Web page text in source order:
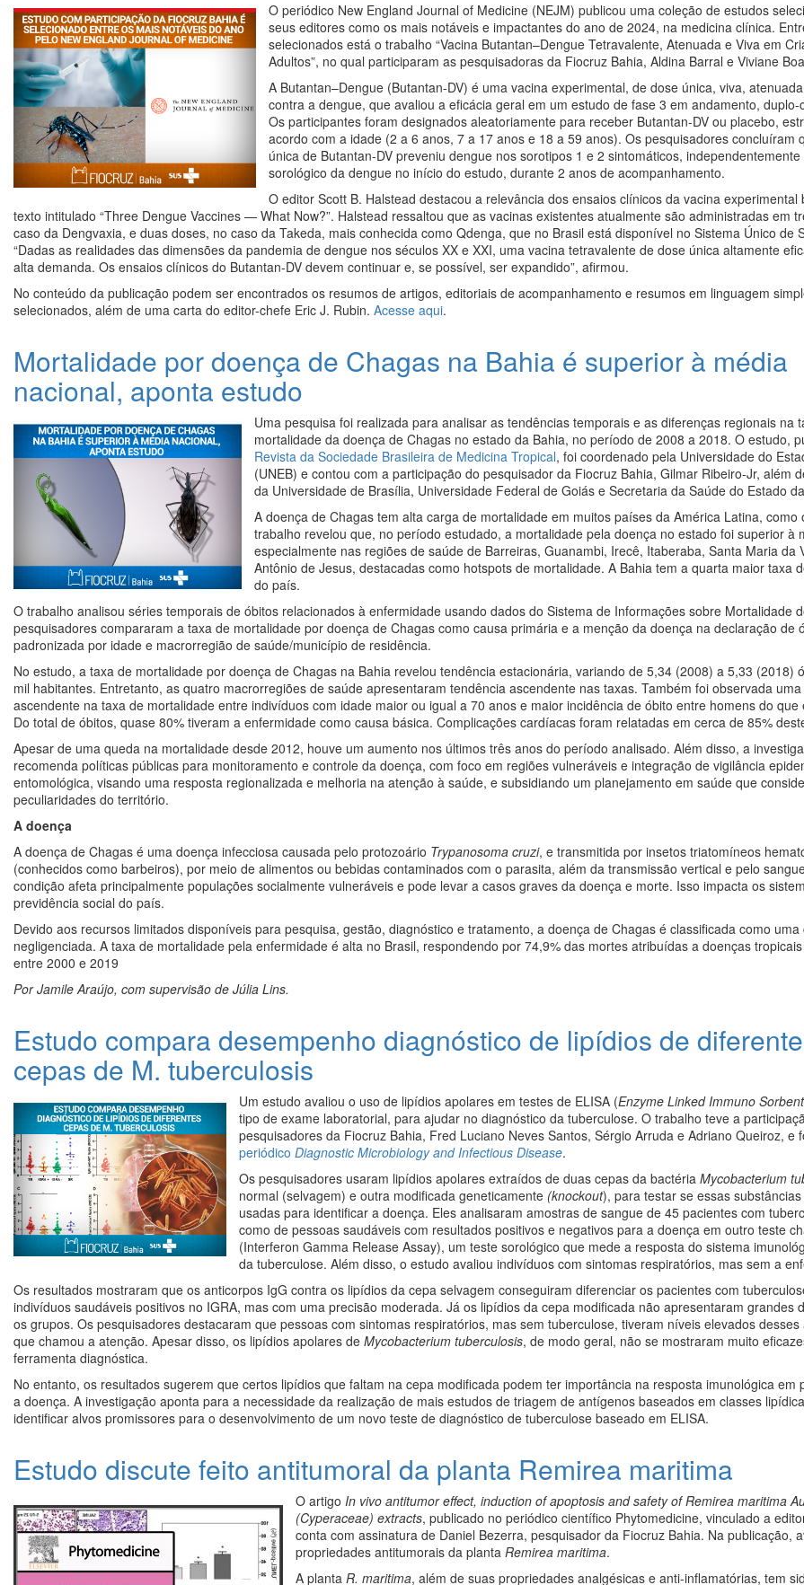
O periódico New England Journal of Medicine (NEJM) publicou uma coleção de estudos
seus editores como os mais notáveis ​​e impactantes do ano de 2024, na medicina clínica.
selecionados está o trabalho “Vacina Butantan–Dengue Tetravalente, Atenuada e Viva em
Adultos”, no qual participaram as pesquisadoras da Fiocruz Bahia, Aldina Barral e Viviane
A Butantan–Dengue (Butantan-DV) é uma vacina experimental, de dose única, viva,
contra a dengue, que avaliou a eficácia geral em um estudo de fase 3 em andamento, duplo-
Os participantes foram designados aleatoriamente para receber Butantan-DV ou placebo,
acordo com a idade (2 a 6 anos, 7 a 17 anos e 18 a 59 anos). Os pesquisadores concluíram
única de Butantan-DV preveniu dengue nos sorotipos 1 e 2 sintomáticos,
sorológico da dengue no início do estudo, durante 2 anos de acompanhamento.
O editor Scott B. Halstead destacou a relevância dos ensaios clínicos da vacina experimental
texto intitulado “Three Dengue Vaccines — What Now?”. Halstead ressaltou que as vacinas existentes atualmente são administradas em
caso da Dengvaxia, e duas doses, no caso da Takeda, mais conhecida como Qdenga, que no Brasil está disponível no Sistema Único de
“Dadas as realidades das dimensões da pandemia de dengue nos séculos XX e XXI, uma vacina tetravalente de dose única altamente
alta demanda. Os ensaios clínicos do Butantan-DV devem continuar e, se possível, ser expandido”, afirmou.
No conteúdo da publicação podem ser encontrados os resumos de artigos, editoriais de acompanhamento e resumos em linguagem
selecionados, além de uma carta do editor-chefe Eric J. Rubin. Acesse aqui.
Mortalidade por doença de Chagas na Bahia é superior à média
nacional, aponta estudo
Uma pesquisa foi realizada para analisar as tendências temporais e as diferenças regionais na
mortalidade da doença de Chagas no estado da Bahia, no período de 2008 a 2018. O estudo,
Revista da Sociedade Brasileira de Medicina Tropical, foi coordenado pela Universidade do
(UNEB) e contou com a participação do pesquisador da Fiocruz Bahia, Gilmar Ribeiro-Jr, além
da Universidade de Brasília, Universidade Federal de Goiás e Secretaria da Saúde do Estado
A doença de Chagas tem alta carga de mortalidade em muitos países da América Latina, como
trabalho revelou que, no período estudado, a mortalidade pela doença no estado foi superior à
especialmente nas regiões de saúde de Barreiras, Guanambi, Irecê, Itaberaba, Santa Maria da
Antônio de Jesus, destacadas como hotspots de mortalidade. A Bahia tem a quarta maior taxa
do país.
O trabalho analisou séries temporais de óbitos relacionados à enfermidade usando dados do Sistema de Informações sobre Mortalidade
pesquisadores compararam a taxa de mortalidade por doença de Chagas como causa primária e a menção da doença na declaração de
padronizada por idade e macrorregião de saúde/município de residência.
No estudo, a taxa de mortalidade por doença de Chagas na Bahia revelou tendência estacionária, variando de 5,34 (2008) a 5,33 (2018)
mil habitantes. Entretanto, as quatro macrorregiões de saúde apresentaram tendência ascendente nas taxas. Também foi observada
ascendente na taxa de mortalidade entre indivíduos com idade maior ou igual a 70 anos e maior incidência de óbito entre homens do que
Do total de óbitos, quase 80% tiveram a enfermidade como causa básica. Complicações cardíacas foram relatadas em cerca de 85%
Apesar de uma queda na mortalidade desde 2012, houve um aumento nos últimos três anos do período analisado. Além disso, a
recomenda políticas públicas para monitoramento e controle da doença, com foco em regiões vulneráveis e integração de vigilância
entomológica, visando uma resposta regionalizada e melhoria na atenção à saúde, e subsidiando um planejamento em saúde que
peculiaridades do território.
A doença
A doença de Chagas é uma doença infecciosa causada pelo protozoário Trypanosoma cruzi, e transmitida por insetos triatomíneos
(conhecidos como barbeiros), por meio de alimentos ou bebidas contaminados com o parasita, além da transmissão vertical e pelo
condição afeta principalmente populações socialmente vulneráveis e pode levar a casos graves da doença e morte. Isso impacta os
previdência social do país.
Devido aos recursos limitados disponíveis para pesquisa, gestão, diagnóstico e tratamento, a doença de Chagas é classificada como uma
negligenciada. A taxa de mortalidade pela enfermidade é alta no Brasil, respondendo por 74,9% das mortes atribuídas a doenças
entre 2000 e 2019
Por Jamile Araújo, com supervisão de Júlia Lins.
Estudo compara desempenho diagnóstico de lipídios de
cepas de M. tuberculosis
Um estudo avaliou o uso de lipídios apolares em testes de ELISA (Enzyme Linked Immuno
tipo de exame laboratorial, para ajudar no diagnóstico da tuberculose. O trabalho teve a
pesquisadores da Fiocruz Bahia, Fred Luciano Neves Santos, Sérgio Arruda e Adriano Queiroz, e
periódico Diagnostic Microbiology and Infectious Disease.
Os pesquisadores usaram lipídios apolares extraídos de duas cepas da bactéria Mycobacterium
normal (selvagem) e outra modificada geneticamente (knockout), para testar se essas
usadas para identificar a doença. Eles analisaram amostras de sangue de 45 pacientes com
como de pessoas saudáveis com resultados positivos e negativos para a doença em outro teste
(Interferon Gamma Release Assay), um teste sorológico que mede a resposta do sistema
da tuberculose. Além disso, o estudo avaliou indivíduos com sintomas respiratórios, mas sem a
Os resultados mostraram que os anticorpos IgG contra os lipídios da cepa selvagem conseguiram diferenciar os pacientes com
indivíduos saudáveis positivos no IGRA, mas com uma precisão moderada. Já os lipídios da cepa modificada não apresentaram grandes
os grupos. Os pesquisadores destacaram que pessoas com sintomas respiratórios, mas sem tuberculose, tiveram níveis elevados desses
que chamou a atenção. Apesar disso, os lipídios apolares de Mycobacterium tuberculosis, de modo geral, não se mostraram muito
ferramenta diagnóstica.
No entanto, os resultados sugerem que certos lipídios que faltam na cepa modificada podem ter importância na resposta imunológica em
a doença. A investigação aponta para a necessidade da realização de mais estudos de triagem de antígenos baseados em classes
identificar alvos promissores para o desenvolvimento de um novo teste de diagnóstico de tuberculose baseado em ELISA.
Estudo discute feito antitumoral da planta Remirea maritima
O artigo In vivo antitumor effect, induction of apoptosis and safety of Remirea maritima
(Cyperaceae) extracts, publicado no periódico científico Phytomedicine, vinculado a
conta com assinatura de Daniel Bezerra, pesquisador da Fiocruz Bahia. Na publicação,
propriedades antitumorais da planta Remirea maritima.
A planta R. maritima, além de suas propriedades analgésicas e anti-inflamatórias, tem